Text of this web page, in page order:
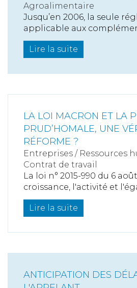
Agroalimentaire
Jusqu’en 2006, la seule
applicable aux
Lire la suite
LA LOI MACRON ET LA
PRUD’HOMALE, UNE
RÉFORME ?
Entreprises / Ressources
Contrat de travail
La loi n° 2015-990 du 6
croissance, l'activité et
Lire la suite
ANTICIPATION DES